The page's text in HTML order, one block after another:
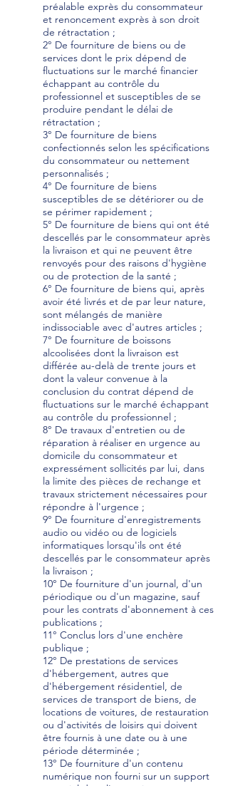
préalable exprès du consommateur
et renoncement exprès à son droit
de rétractation ;
2° De fourniture de biens ou de
services dont le prix dépend de
fluctuations sur le marché financier
échappant au contrôle du
professionnel et susceptibles de se
produire pendant le délai de
rétractation ;
3° De fourniture de biens
confectionnés selon les spécifications
du consommateur ou nettement
personnalisés ;
4° De fourniture de biens
susceptibles de se détériorer ou de
se périmer rapidement ;
5° De fourniture de biens qui ont été
descellés par le consommateur après
la livraison et qui ne peuvent être
renvoyés pour des raisons d'hygiène
ou de protection de la santé ;
6° De fourniture de biens qui, après
avoir été livrés et de par leur nature,
sont mélangés de manière
indissociable avec d'autres articles ;
7° De fourniture de boissons
alcoolisées dont la livraison est
différée au-delà de trente jours et
dont la valeur convenue à la
conclusion du contrat dépend de
fluctuations sur le marché échappant
au contrôle du professionnel ;
8° De travaux d'entretien ou de
réparation à réaliser en urgence au
domicile du consommateur et
expressément sollicités par lui, dans
la limite des pièces de rechange et
travaux strictement nécessaires pour
répondre à l'urgence ;
9° De fourniture d'enregistrements
audio ou vidéo ou de logiciels
informatiques lorsqu'ils ont été
descellés par le consommateur après
la livraison ;
10° De fourniture d'un journal, d'un
périodique ou d'un magazine, sauf
pour les contrats d'abonnement à ces
publications ;
11° Conclus lors d'une enchère
publique ;
12° De prestations de services
d'hébergement, autres que
d'hébergement résidentiel, de
services de transport de biens, de
locations de voitures, de restauration
ou d'activités de loisirs qui doivent
être fournis à une date ou à une
période déterminée ;
13° De fourniture d'un contenu
numérique non fourni sur un support